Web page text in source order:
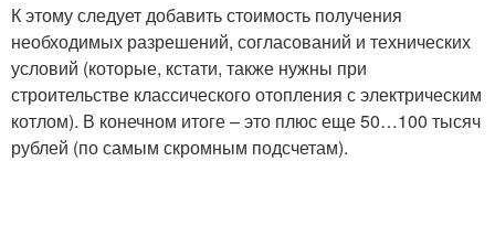
К этому следует добавить стоимость получения
необходимых разрешений, согласований и технических
условий (которые, кстати, также нужны при
строительстве классического отопления с электрическим
котлом). В конечном итоге – это плюс еще 50…100 тысяч
рублей (по самым скромным подсчетам).